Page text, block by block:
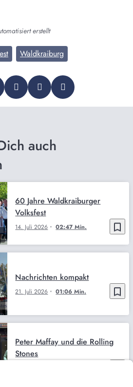
erstellt
Waldkraiburg
auch
bookmark_border
14. Juli 2026 02:47 Min.
60 Jahre Waldkraiburger
Volksfest
bookmark_border
21. Juli 2026 01:06 Min.
Nachrichten kompakt
Peter Maffay und die Rolling
Stones